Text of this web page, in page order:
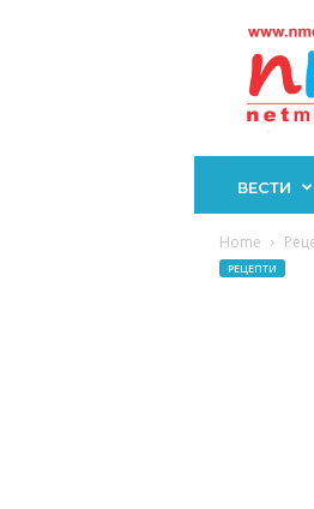
ВЕСТИ
Home
РЕЦЕПТИ